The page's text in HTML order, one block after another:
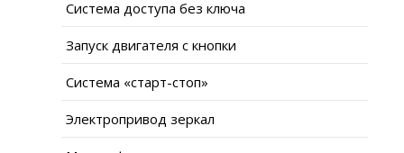
Система доступа без ключа
Запуск двигателя с кнопки
Система «старт-стоп»
Электропривод зеркал